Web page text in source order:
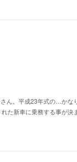
ん。平成23年式の…かな
た新車に乗務する事が決